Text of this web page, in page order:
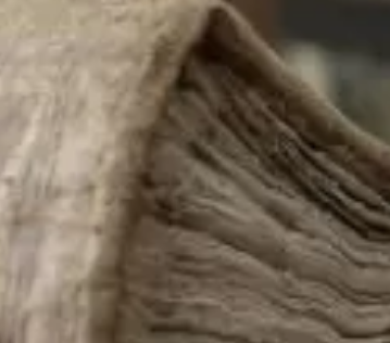
(сувениры)
Как добраться
Люди,
Карты и